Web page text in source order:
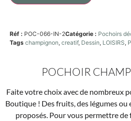
Réf : POC-066-IN-2Catégorie : Pochoirs
Tags champignon, creatif, Dessin, LOISIRS,
POCHOIR
Faite votre choix avec de nombreux
Boutique ! Des fruits, des légumes ou
proposés. Pour vous permettre